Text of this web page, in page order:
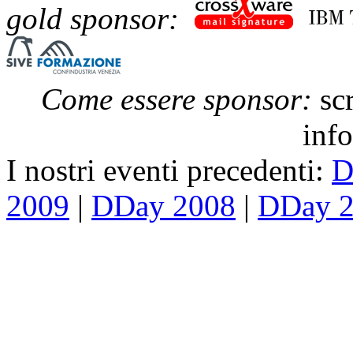
gold sponsor:
Come essere sponsor:
I nostri eventi precedenti:
2009 | DDay 2008 | DDay